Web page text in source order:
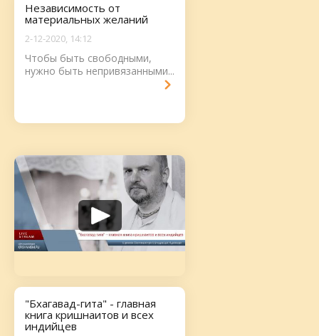
Независимость от
материальных желаний
2-12-2020, 14:12
Чтобы быть свободными,
нужно быть непривязанными...
"Бхагавад-гита" - главная
книга кришнаитов и всех
индийцев